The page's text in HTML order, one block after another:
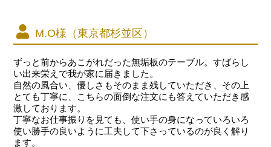
M.O様（東京都杉並区）
ずっと前からあこがれだった無垢板のテーブル。すばらし
い出来栄えで我が家に届きました。
自然の風合い、優しさもそのまま残していただき、その上
とても丁寧に、こちらの面倒な注文にも答えていただき感
激しております。
丁寧なお仕事振りを見ても、使い手の身になっていろいろ
使い勝手の良いように工夫して下さっているのが良く解り
ます。